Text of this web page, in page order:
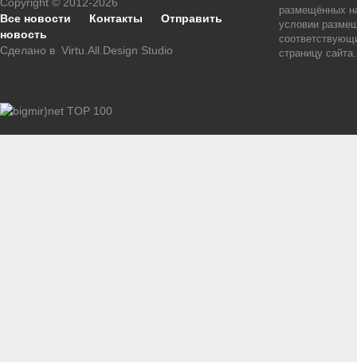
Все новости
Контакты
Отправить
новость
Сделано в Virtu.All.Design Studio
размещённых
условии
страницу сайта.